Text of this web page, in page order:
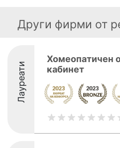
Други фирми от
Лауреати
Хомеопатичен
кабинет